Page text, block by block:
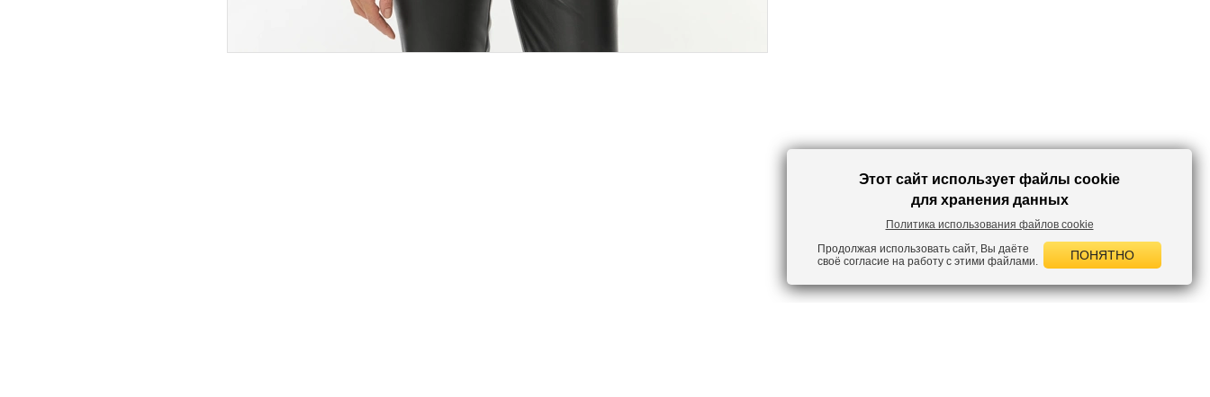
Этот сайт использует файлы cookie
для хранения данных
Политика использования файлов cookie
Продолжая использовать сайт, Вы даёте
своё согласие на работу с этими файлами.
ПОНЯТНО